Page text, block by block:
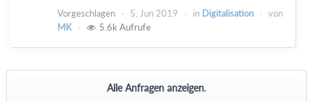
Vorgeschlagen 5, Jun 2019 in Digitalisation
von
MK
5.6k Aufrufe
Alle Anfragen anzeigen.